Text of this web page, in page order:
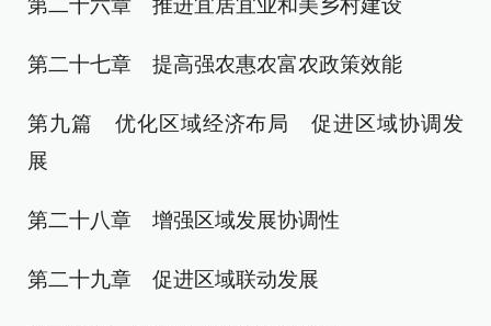
第二十六章 推进宜居宜业和美乡村建设
第二十七章 提高强农惠农富农政策效能
第九篇 优化区域经济布局 促进区域协调发
展
第二十八章 增强区域发展协调性
第二十九章 促进区域联动发展